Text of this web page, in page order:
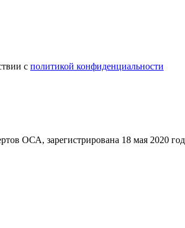
с политикой конфиденциальности
ОСА, зарегистрирована 18 мая 2020